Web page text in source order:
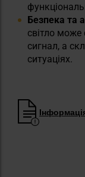
Безпека та
світло
сигнал, а
ситуаціях.